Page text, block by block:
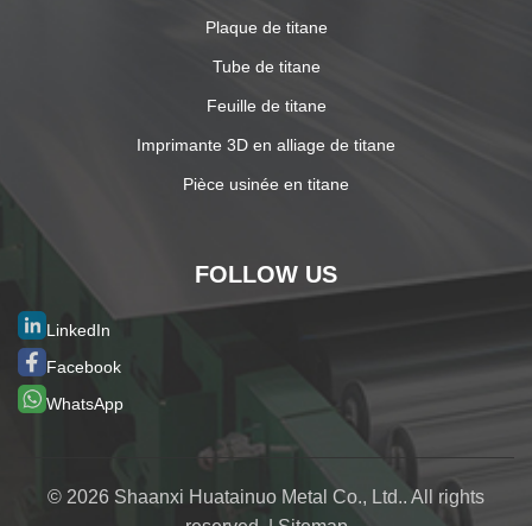
Plaque de titane
Tube de titane
Feuille de titane
Imprimante 3D en alliage de titane
Pièce usinée en titane
FOLLOW US
LinkedIn
Facebook
WhatsApp
© 2026 Shaanxi Huatainuo Metal Co., Ltd.. All rights